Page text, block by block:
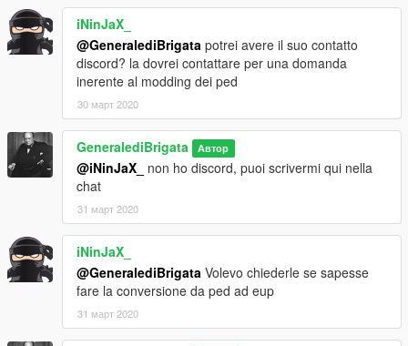
iNinJaX_
@GeneralediBrigata potrei avere il suo contatto
discord? la dovrei contattare per una domanda
inerente al modding dei ped
30 март 2020
GeneralediBrigata Автор
@iNinJaX_
non ho discord, puoi scrivermi qui nella
chat
31 март 2020
iNinJaX_
@GeneralediBrigata Volevo chiederle se sapesse
fare la conversione da ped ad eup
31 март 2020